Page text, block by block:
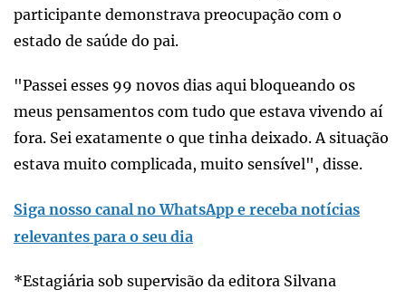
participante demonstrava preocupação com o
estado de saúde do pai.
"Passei esses 99 novos dias aqui bloqueando os
meus pensamentos com tudo que estava vivendo aí
fora. Sei exatamente o que tinha deixado. A situação
estava muito complicada, muito sensível", disse.
Siga nosso canal no WhatsApp e receba notícias
relevantes para o seu dia
*Estagiária sob supervisão da editora Silvana